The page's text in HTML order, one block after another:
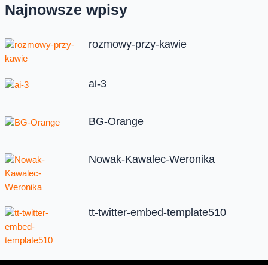
Najnowsze wpisy
rozmowy-przy-kawie
ai-3
BG-Orange
Nowak-Kawalec-Weronika
tt-twitter-embed-template510